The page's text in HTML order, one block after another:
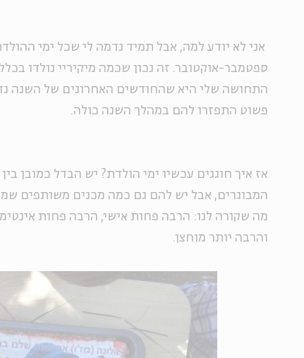
אני לא יודע למה, אבל תמיד נדמה לי שכל ימי
ספטמבר-אוקטובר. זה נכון שכמה מיקיריי נולדו
התחושה שלי היא שהחודשים האחרונים של השנה
פשוט התפזרו להם במהלך השנה כולה.
אז איך חוגגים עכשיו ימי הולדת? יש הבדל כמובן
המבוגרים, אבל יש להם גם כמה מכנים משותפים
מה שקורה לנו: הרבה פחות אישי, הרבה פחות
והרבה יותר מוחצן.